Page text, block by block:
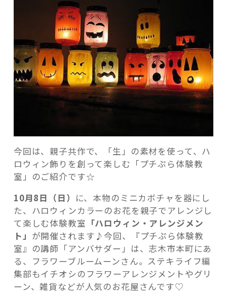
今回は、親子共作で、「生」の素材を使って、ハ
ロウィン飾りを創って楽しむ「プチぷら体験教
室」のご紹介です☆
10月8日（日） に、本物のミニカボチャを器にし
た、ハロウィンカラーのお花を親子でアレンジし
て楽しむ体験教室 「ハロウィン・アレンジメン
ト」 が開催されます♪今回、『プチぷら体験教
室』の講師「アンバサダー」は、志木市本町にあ
る、フラワーブルームーンさん。ステキライフ編
集部もイチオシのフラワーアレンジメントやグリ
ーン、雑貨などが人気のお花屋さんです♡